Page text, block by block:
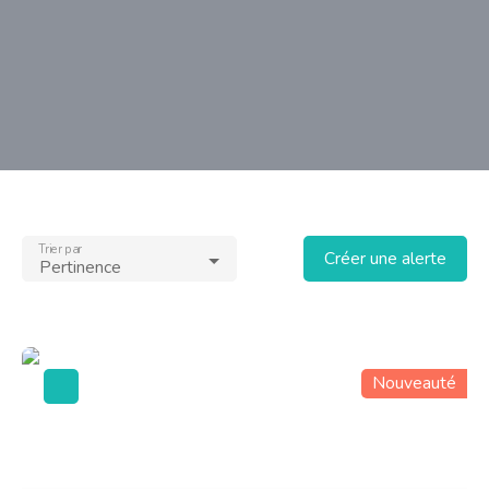
Pertinence
Trier par Créer une alerte
Nouveauté